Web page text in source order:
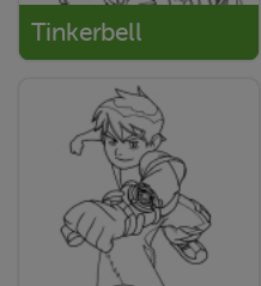
Tinkerbell